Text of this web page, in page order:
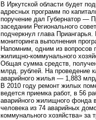
В Иркутской области будет
адресных программ по
поручение дал Губернатор —
заседании Регионального
подчеркнул глава
мониторинга выполнения
Напомним, одним из вопросов
жилищно-коммунального
Общая сумма средств,
млрд. рублей. На проведение
аварийного жилья — 1,883
В 2010 году ремонт жилых
ведется приемка работ, в 56
аварийного жилищного фонда
человека из 74 аварийных
коммунального хозяйства» за